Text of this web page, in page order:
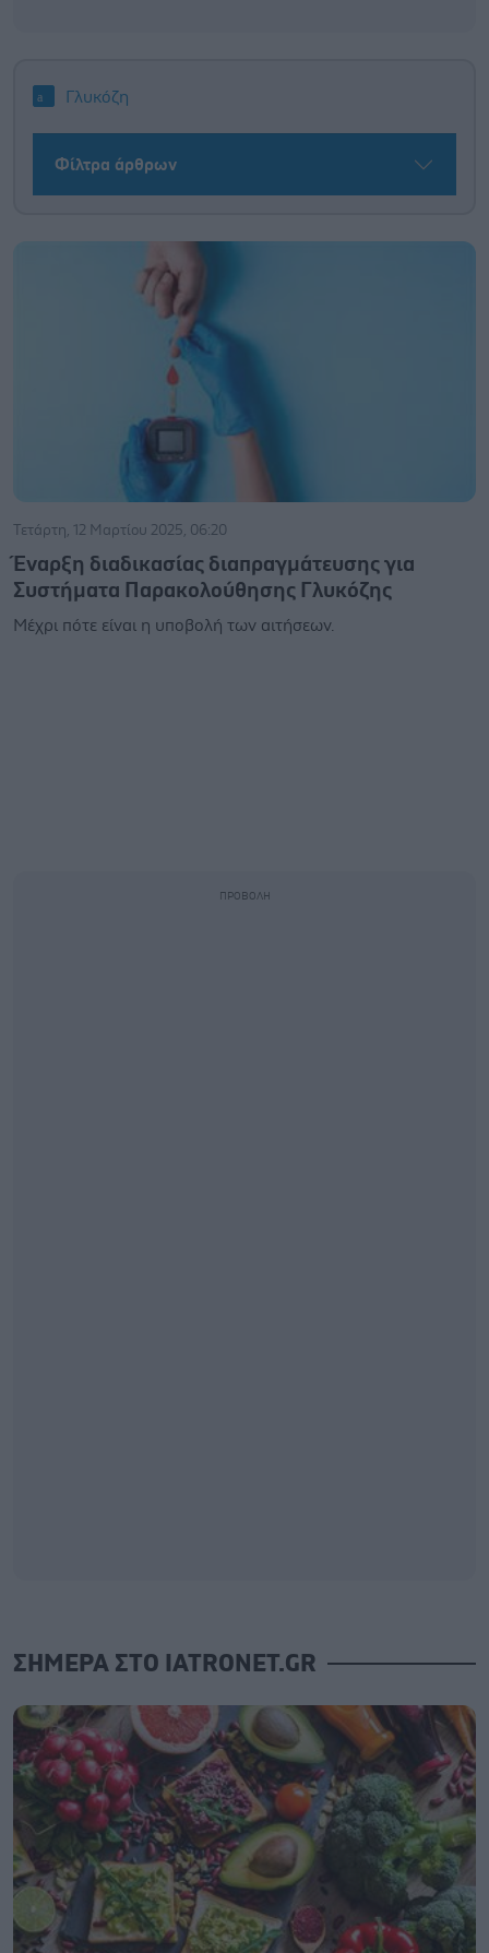
Γλυκόζη
Φίλτρα άρθρων
Τετάρτη, 12 Μαρτίου 2025, 06:20
Έναρξη διαδικασίας διαπραγμάτευσης για
Συστήματα Παρακολούθησης Γλυκόζης
Μέχρι πότε είναι η υποβολή των αιτήσεων.
ΣΗΜΕΡΑ ΣΤΟ IATRONET.GR